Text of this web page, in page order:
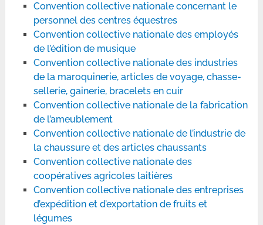
Convention collective nationale concernant le
personnel des centres équestres
Convention collective nationale des employés
de l’édition de musique
Convention collective nationale des industries
de la maroquinerie, articles de voyage, chasse-
sellerie, gainerie, bracelets en cuir
Convention collective nationale de la fabrication
de l’ameublement
Convention collective nationale de l’industrie de
la chaussure et des articles chaussants
Convention collective nationale des
coopératives agricoles laitières
Convention collective nationale des entreprises
d’expédition et d’exportation de fruits et
légumes